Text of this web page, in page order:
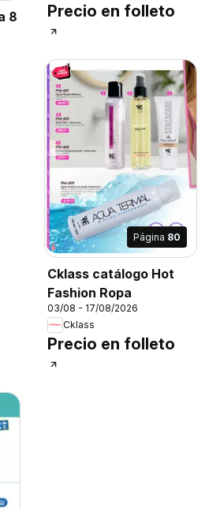
8
Precio en folleto
Página 80
Cklass catálogo Hot
Fashion Ropa
03/08 - 17/08/2026
Cklass
Precio en folleto